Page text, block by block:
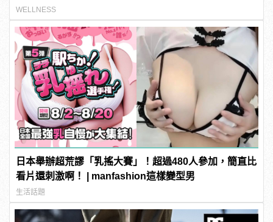
WELLNESS
日本舉辦超荒謬「乳搖大賽」！超過480人參加，簡直比
看片還刺激啊！ | manfashion這樣變型男
生活話題